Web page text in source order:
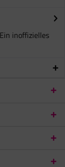
inoffizielles